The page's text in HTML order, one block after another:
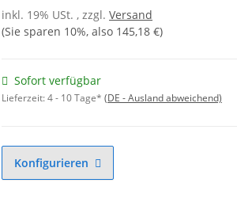
inkl. 19% USt. , zzgl. Versand
(Sie sparen 10%, also 145,18 €)
Sofort verfügbar
Lieferzeit:4 - 10 Tage* (DE - Ausland abweichend)
Konfigurieren